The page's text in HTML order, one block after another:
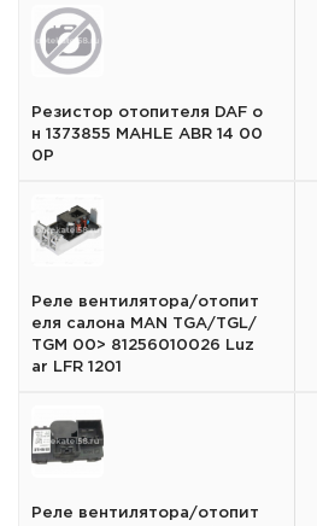
Резистор отопителя DAF о
н 1373855 MAHLE ABR 14 00
0P
Реле вентилятора/отопит
еля салона MAN TGA/TGL/
TGM 00> 81256010026 Luz
ar LFR 1201
Реле вентилятора/отопит